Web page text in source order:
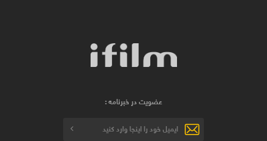
عضویت در خبرنامه :